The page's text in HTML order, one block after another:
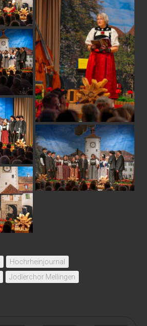
Hochrheinjournal
Jodlerchor Mellingen